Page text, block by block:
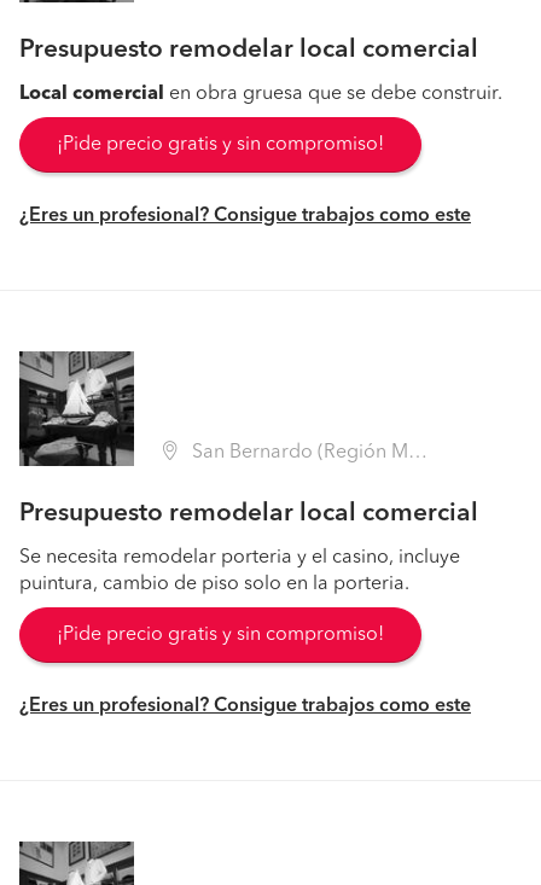
Presupuesto remodelar local comercial
Local comercial en obra gruesa que se debe construir.
¡Pide precio gratis y sin compromiso!
¿Eres un profesional? Consigue trabajos como este
San Bernardo (Región Metropolitana - Maipo)
Presupuesto remodelar local comercial
Se necesita remodelar porteria y el casino, incluye
puintura, cambio de piso solo en la porteria.
¡Pide precio gratis y sin compromiso!
¿Eres un profesional? Consigue trabajos como este